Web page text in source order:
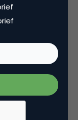
we er
uren
is dit pure
heb
dus 3